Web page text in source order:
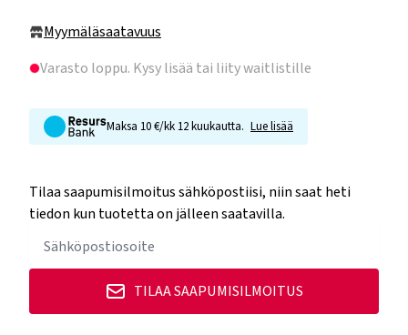
Myymäläsaatavuus
Varasto loppu. Kysy lisää tai liity waitlistille
Maksa 10 €/kk 12 kuukautta. Lue lisää
Tilaa saapumisilmoitus sähköpostiisi, niin saat heti
tiedon kun tuotetta on jälleen saatavilla.
TILAA SAAPUMISILMOITUS